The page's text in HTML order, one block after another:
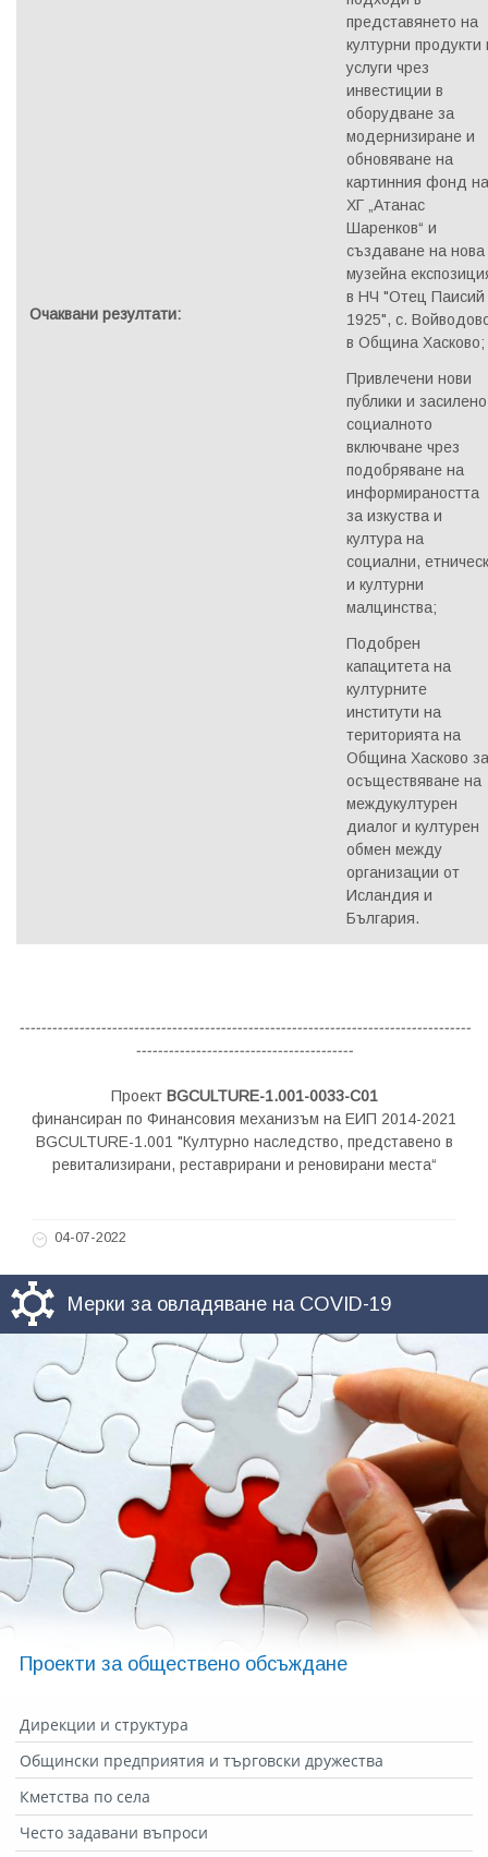
Очаквани резултати:
представянето на
културни продукти
услуги чрез
инвестиции в
оборудване за
модернизиране и
обновяване на
картинния фонд на
ХГ „Атанас
Шаренков“ и
създаване на нова
музейна
в НЧ "Отец Паисий
1925", с.
в Община Хасково;
Привлечени нови
публики и засилено
социалното
включване чрез
подобряване на
информираността
за изкуства и
култура на
социални,
и културни
малцинства;
Подобрен
капацитета на
културните
институти на
територията на
Община Хасково за
осъществяване на
междукултурен
диалог и културен
обмен между
организации от
Исландия и
България.
-----------------------------------------------------------------------------------
----------------------------------------
Проект BGCULTURE-1.001-0033-C01
финансиран по Финансовия механизъм на ЕИП 2014-2021
BGCULTURE-1.001 "Културно наследство, представено в
ревитализирани, реставрирани и реновирани места“
04-07-2022
Мерки за овладяване на COVID-19
Проекти за обществено обсъждане
Дирекции и структура
Общински предприятия и търговски дружества
Кметства по села
Често задавани въпроси